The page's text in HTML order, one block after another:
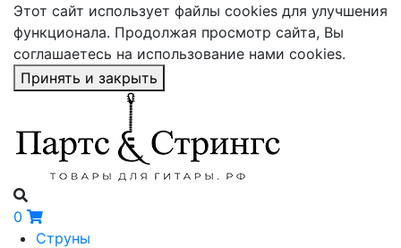
Этот сайт использует файлы cookies для улучшения
функционала. Продолжая просмотр сайта, Вы
соглашаетесь на использование нами cookies.
Принять и закрыть
0
Струны